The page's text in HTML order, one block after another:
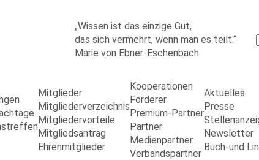
„Wissen ist das einzige Gut,
das sich vermehrt, wenn man es teilt.“
Marie von Ebner-Eschenbach
Mitglieder
Mitgliederverzeichnis
Mitgliedervorteile
Mitgliedsantrag
Ehrenmitglieder
Kooperationen
Förderer
Premium-Partner
Partner
Medienpartner
Verbandspartner
Aktuelles
Presse
Newsletter
Buch-und